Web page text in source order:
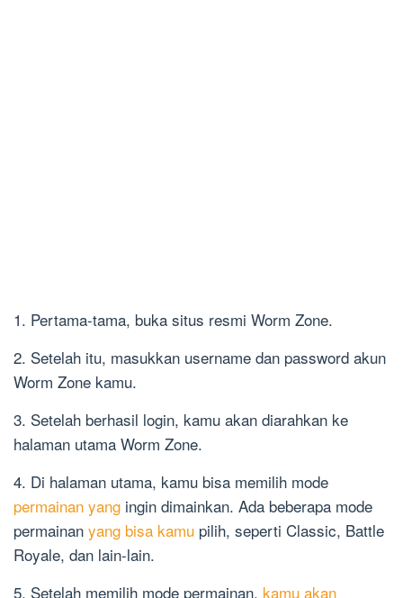
1. Pertama-tama, buka situs resmi Worm Zone.
2. Setelah itu, masukkan username dan password akun
Worm Zone kamu.
3. Setelah berhasil login, kamu akan diarahkan ke
halaman utama Worm Zone.
4. Di halaman utama, kamu bisa memilih mode
permainan yang ingin dimainkan. Ada beberapa mode
permainan yang bisa kamu pilih, seperti Classic, Battle
Royale, dan lain-lain.
5. Setelah memilih mode permainan, kamu akan